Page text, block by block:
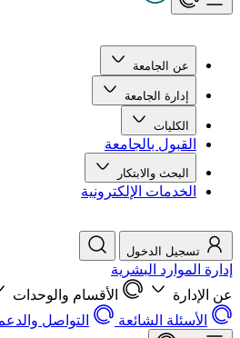
عن الجامعة
إدارة الجامعة
الكليات
القبول بالجامعة
البحث والابتكار
الخدمات الإلكترونية
تسجيل الدخول
إدارة الموارد البشرية
عن الإدارة
الأقسام والوحدات
الأسئلة الشائعة
التواصل